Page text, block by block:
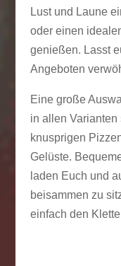
Lust und Laune
oder einen
genießen. Lasst
Angeboten
Eine große
in allen
knusprigen
Gelüste.
laden Euch und
beisammen zu
einfach den